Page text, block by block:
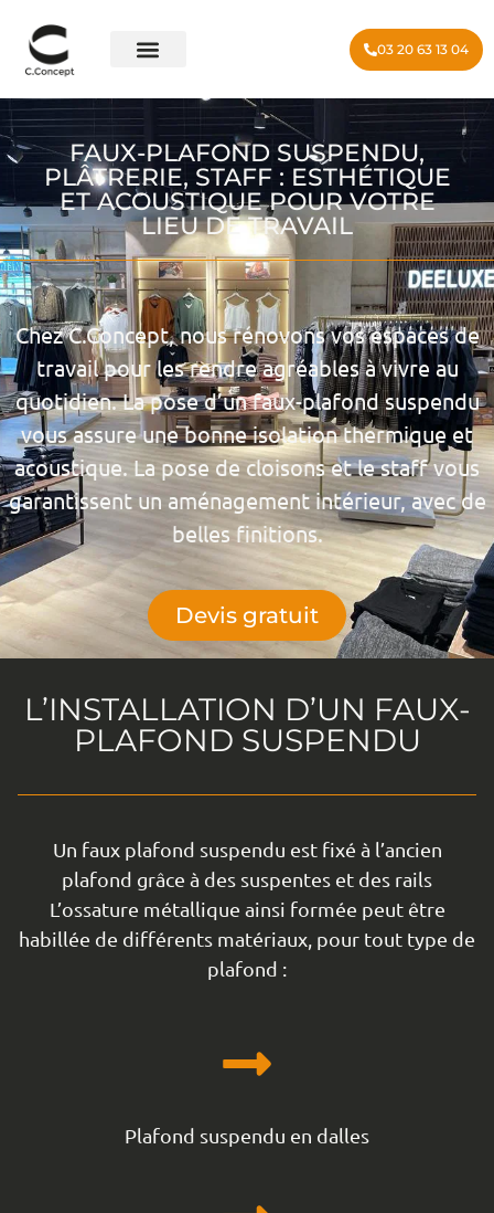
03 20 63 13 04
FAUX-PLAFOND SUSPENDU,
PLÂTRERIE, STAFF : ESTHÉTIQUE
ET ACOUSTIQUE POUR VOTRE
LIEU DE TRAVAIL
Chez C.Concept, nous rénovons vos espaces de
travail pour les rendre agréables à vivre au
quotidien. La pose d’un faux-plafond suspendu
vous assure une bonne isolation thermique et
acoustique. La pose de cloisons et le staff vous
garantissent un aménagement intérieur, avec de
belles finitions.
Devis gratuit
L’INSTALLATION D’UN FAUX-
PLAFOND SUSPENDU
Un faux plafond suspendu est fixé à l’ancien
plafond grâce à des suspentes et des rails
L’ossature métallique ainsi formée peut être
habillée de différents matériaux, pour tout type de
plafond :
Plafond suspendu en dalles